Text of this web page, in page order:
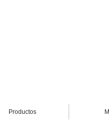
Productos